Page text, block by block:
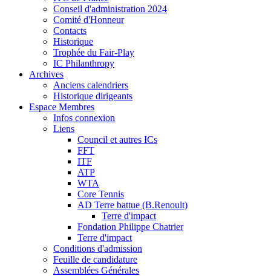
Conseil d'administration 2024
Comité d'Honneur
Contacts
Historique
Trophée du Fair-Play
IC Philanthropy
Archives
Anciens calendriers
Historique dirigeants
Espace Membres
Infos connexion
Liens
Council et autres ICs
FFT
ITF
ATP
WTA
Core Tennis
AD Terre battue (B.Renoult)
Terre d'impact
Fondation Philippe Chatrier
Terre d'impact
Conditions d'admission
Feuille de candidature
Assemblées Générales